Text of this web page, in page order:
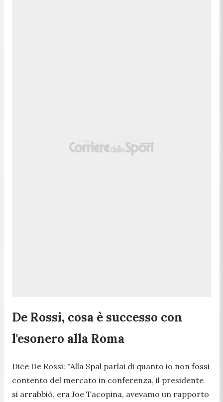
De Rossi, cosa è successo con
l'esonero alla Roma
Dice De Rossi: "Alla Spal parlai di quanto io non fossi
contento del mercato in conferenza, il presidente
si arrabbiò, era Joe Tacopina, avevamo un rapporto